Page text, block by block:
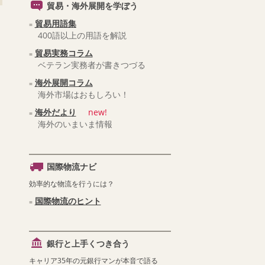
貿易・海外展開を学ぼう
貿易用語集
400語以上の用語を解説
貿易実務コラム
ベテラン実務者が書きつづる
海外展開コラム
海外市場はおもしろい！
海外だより
new!
海外のいまいま情報
国際物流ナビ
効率的な物流を行うには？
国際物流のヒント
銀行と上手くつき合う
キャリア35年の元銀行マンが本音で語る